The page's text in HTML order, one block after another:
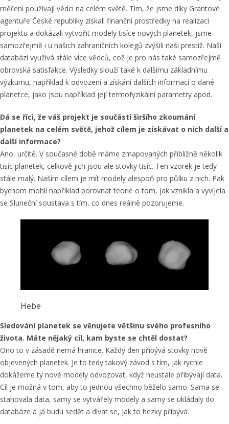
měření používají vědci na celém světě. Tím, že jsme díky Grantové
agentuře České republiky získali finanční prostředky na realizaci
projektu a dokázali vytvořit modely tisíce nových planetek, jsme
samozřejmě i u našich zahraničních kolegů zvýšili naši prestiž. Naši
databázi využívá stále více vědců, což je pro nás také samozřejmě
obrovská satisfakce. Výsledky slouží také k dalšímu základnímu
výzkumu, například k odvození a získání dalších informací o dané
planetce, jako jsou například její termofyzikální parametry apod.
Dá se říci, že váš projekt je součástí širšího zkoumání
planetek na celém světě, jehož cílem je získávat o nich další a
další informace?
Ano, určitě. V současné době máme zmapovaných přibližně několik
tisíc planetek, celkově jich jsou ale stovky tisíc. Ten vzorek je tedy
stále malý. Naším cílem je mít modely alespoň pro půlku z nich. Pak
bychom mohli například porovnat teorie o tom, jak vznikla a vyvíjela
se Sluneční soustava s tím, co dnes reálně pozorujeme.
Hebe
Sledování planetek se věnujete většinu svého profesního
života. Máte nějaký cíl, kam byste se chtěl dostat?
Ono to v zásadě nemá hranice. Každý den přibývá stovky nově
objevených planetek. Je to tedy takový závod s tím, jak rychle
dokážeme ty nové modely odvozovat, když neustále přibývají data.
Cíl je možná v tom, aby to jednou všechno běželo samo. Sama se
stahovala data, samy se vytvářely modely a samy se ukládaly do
databáze a já budu sedět a dívat se, jak to hezky přibývá.